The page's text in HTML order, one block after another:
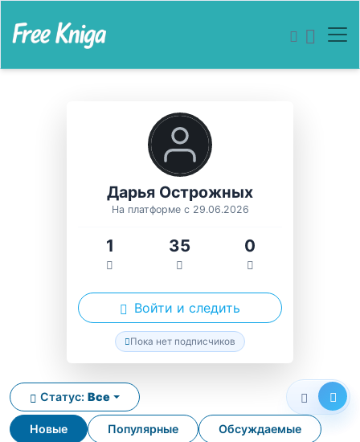
Дарья Острожных
На платформе с 29.06.2026
1 35 0
Войти и следить
Пока нет подписчиков
Новые Популярные Обсуждаемые
Статус: Все